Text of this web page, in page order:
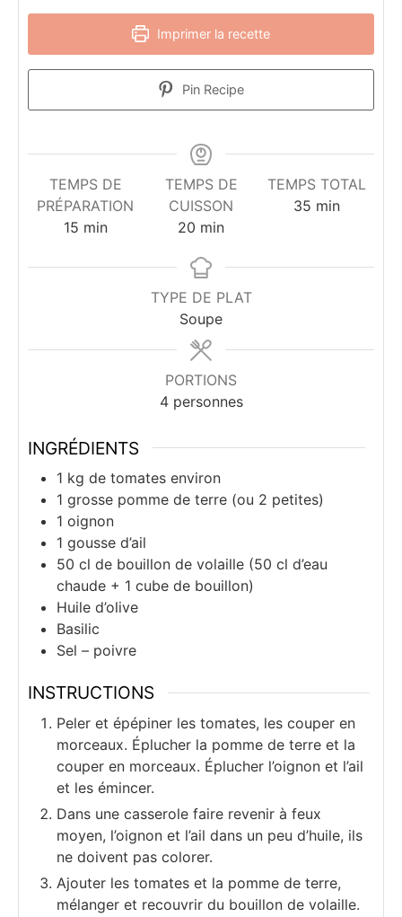
Imprimer la recette
Pin Recipe
TEMPS DE
PRÉPARATION
15minutes
min
TEMPS DE
CUISSON
20 minutes
min
TEMPS TOTAL
35minutes
min
TYPE DE PLAT
Soupe
PORTIONS
4 personnes
INGRÉDIENTS
1 kg de tomates environ
1 grosse pomme de terre (ou 2 petites)
1 oignon
1 gousse d’ail
50 cl de bouillon de volaille (50 cl d’eau
chaude + 1 cube de bouillon)
Huile d’olive
Basilic
Sel – poivre
INSTRUCTIONS
Peler et épépiner les tomates, les couper en
morceaux. Éplucher la pomme de terre et la
couper en morceaux. Éplucher l’oignon et l’ail
et les émincer.
Dans une casserole faire revenir à feux
moyen, l’oignon et l’ail dans un peu d’huile, ils
ne doivent pas colorer.
Ajouter les tomates et la pomme de terre,
mélanger et recouvrir du bouillon de volaille.